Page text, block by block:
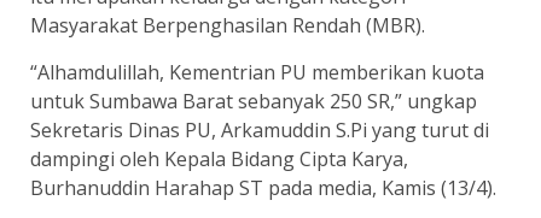
Masyarakat Berpenghasilan Rendah (MBR).
“Alhamdulillah, Kementrian PU memberikan kuota
untuk Sumbawa Barat sebanyak 250 SR,” ungkap
Sekretaris Dinas PU, Arkamuddin S.Pi yang turut di
dampingi oleh Kepala Bidang Cipta Karya,
Burhanuddin Harahap ST pada media, Kamis (13/4).